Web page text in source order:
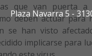
Plaza Navarra 5 -
que van puerta a
deben actuar para
se han visto
implicarse para